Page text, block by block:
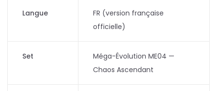
Langue
FR (version française
officielle)
Set
Méga-Évolution ME04 —
Chaos Ascendant